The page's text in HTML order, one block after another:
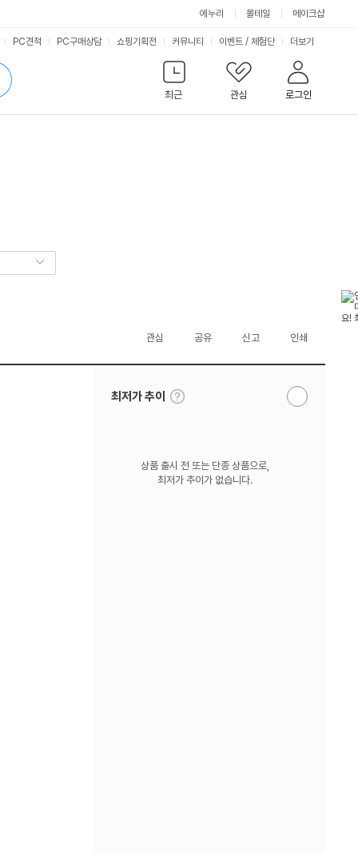
에누리 몰테일 메이크샵
최근
관심 로그인
PC견적 PC구매상담 쇼핑기획전 커뮤니티 이벤트 / 체험단 서
비
스
더보기
관심 공유 신고 인쇄
최저가 추이
툴
팁
알
상품 출시 전 또는 단종 상품으로,
최저가 추이가 없습니다.